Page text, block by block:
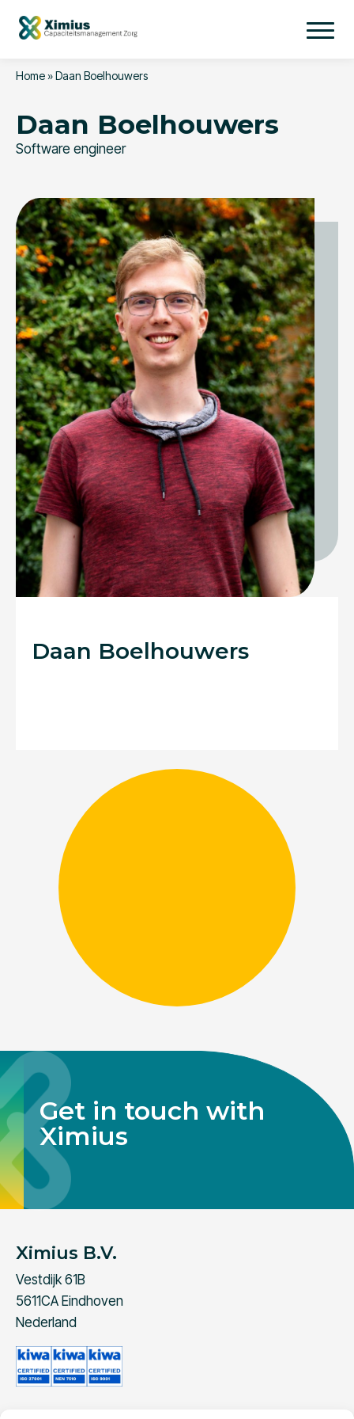
Home»Daan Boelhouwers
Daan Boelhouwers
Software engineer
Daan Boelhouwers
Get in touch with
Ximius
Ximius B.V.
Vestdijk 61B
5611CA Eindhoven
Nederland